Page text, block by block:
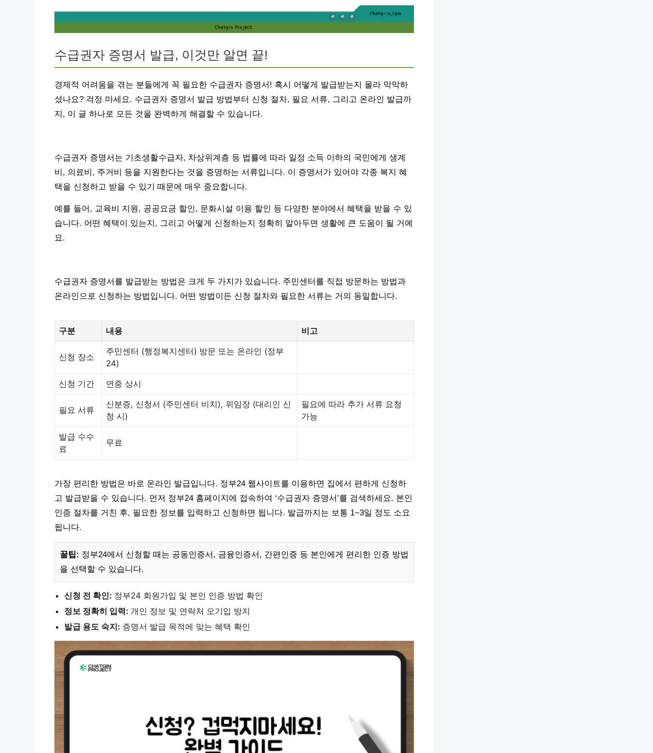
수급권자 증명서 발급, 이것만 알면 끝!
경제적 어려움을 겪는 분들에게 꼭 필요한 수급권자 증명서! 혹시 어떻게 발급받는지 몰라 막막하
셨나요? 걱정 마세요. 수급권자 증명서 발급 방법부터 신청 절차, 필요 서류, 그리고 온라인 발급까
지, 이 글 하나로 모든 것을 완벽하게 해결할 수 있습니다.
수급권자 증명서는 기초생활수급자, 차상위계층 등 법률에 따라 일정 소득 이하의 국민에게 생계
비, 의료비, 주거비 등을 지원한다는 것을 증명하는 서류입니다. 이 증명서가 있어야 각종 복지 혜
택을 신청하고 받을 수 있기 때문에 매우 중요합니다.
예를 들어, 교육비 지원, 공공요금 할인, 문화시설 이용 할인 등 다양한 분야에서 혜택을 받을 수 있
습니다. 어떤 혜택이 있는지, 그리고 어떻게 신청하는지 정확히 알아두면 생활에 큰 도움이 될 거예
요.
수급권자 증명서를 발급받는 방법은 크게 두 가지가 있습니다. 주민센터를 직접 방문하는 방법과
온라인으로 신청하는 방법입니다. 어떤 방법이든 신청 절차와 필요한 서류는 거의 동일합니다.
구분 내용 비고
신청 장소
주민센터 (행정복지센터) 방문 또는 온라인 (정부
24)
신청 기간 연중 상시
필요 서류
신분증, 신청서 (주민센터 비치), 위임장 (대리인 신
청 시)
필요에 따라 추가 서류 요청
가능
발급 수수
료
무료
가장 편리한 방법은 바로 온라인 발급입니다. 정부24 웹사이트를 이용하면 집에서 편하게 신청하
고 발급받을 수 있습니다. 먼저 정부24 홈페이지에 접속하여 ‘수급권자 증명서’를 검색하세요. 본인
인증 절차를 거친 후, 필요한 정보를 입력하고 신청하면 됩니다. 발급까지는 보통 1~3일 정도 소요
됩니다.
꿀팁: 정부24에서 신청할 때는 공동인증서, 금융인증서, 간편인증 등 본인에게 편리한 인증 방법
을 선택할 수 있습니다.
신청 전 확인: 정부24 회원가입 및 본인 인증 방법 확인
정보 정확히 입력: 개인 정보 및 연락처 오기입 방지
발급 용도 숙지: 증명서 발급 목적에 맞는 혜택 확인